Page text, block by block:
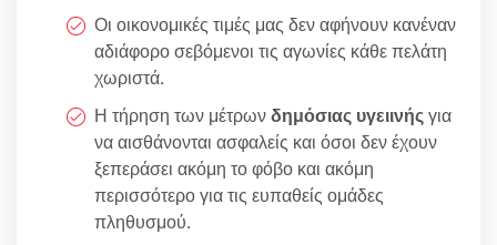
Οι οικονομικές τιμές μας δεν αφήνουν κανέναν
αδιάφορο σεβόμενοι τις αγωνίες κάθε πελάτη
χωριστά.
Η τήρηση των μέτρωνδημόσιας υγειινήςγια
να αισθάνονται ασφαλείς και όσοι δεν έχουν
ξεπεράσει ακόμη το φόβο και ακόμη
περισσότερο για τις ευπαθείς ομάδες
πληθυσμού.